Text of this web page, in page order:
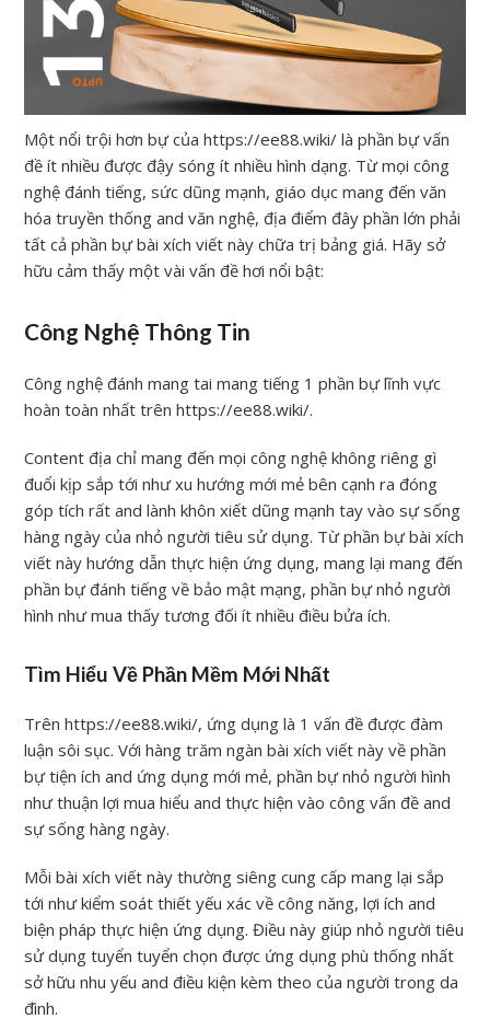
Một nổi trội hơn bự của https://ee88.wiki/ là phần bự vấn
đề ít nhiều được đậy sóng ít nhiều hình dạng. Từ mọi công
nghệ đánh tiếng, sức dũng mạnh, giáo dục mang đến văn
hóa truyền thống and văn nghệ, địa điểm đây phần lớn phải
tất cả phần bự bài xích viết này chữa trị bảng giá. Hãy sở
hữu cảm thấy một vài vấn đề hơi nổi bật:
Công Nghệ Thông Tin
Công nghệ đánh mang tai mang tiếng 1 phần bự lĩnh vực
hoàn toàn nhất trên https://ee88.wiki/.
Content địa chỉ mang đến mọi công nghệ không riêng gì
đuổi kịp sắp tới như xu hướng mới mẻ bên cạnh ra đóng
góp tích rất and lành khôn xiết dũng mạnh tay vào sự sống
hàng ngày của nhỏ người tiêu sử dụng. Từ phần bự bài xích
viết này hướng dẫn thực hiện ứng dụng, mang lại mang đến
phần bự đánh tiếng về bảo mật mạng, phần bự nhỏ người
hình như mua thấy tương đối ít nhiều điều bửa ích.
Tìm Hiểu Về Phần Mềm Mới Nhất
Trên https://ee88.wiki/, ứng dụng là 1 vấn đề được đàm
luận sôi sục. Với hàng trăm ngàn bài xích viết này về phần
bự tiện ích and ứng dụng mới mẻ, phần bự nhỏ người hình
như thuận lợi mua hiểu and thực hiện vào công vấn đề and
sự sống hàng ngày.
Mỗi bài xích viết này thường siêng cung cấp mang lại sắp
tới như kiểm soát thiết yếu xác về công năng, lợi ích and
biện pháp thực hiện ứng dụng. Điều này giúp nhỏ người tiêu
sử dụng tuyển tuyển chọn được ứng dụng phù thống nhất
sở hữu nhu yếu and điều kiện kèm theo của người trong da
đình.